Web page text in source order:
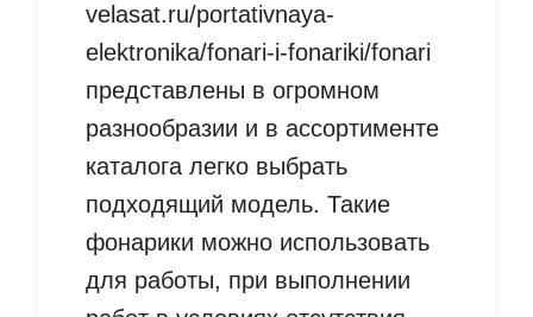
velasat.ru/portativnaya-
elektronika/fonari-i-fonariki/fonari
представлены в огромном
разнообразии и в ассортименте
каталога легко выбрать
подходящий модель. Такие
фонарики можно использовать
для работы, при выполнении